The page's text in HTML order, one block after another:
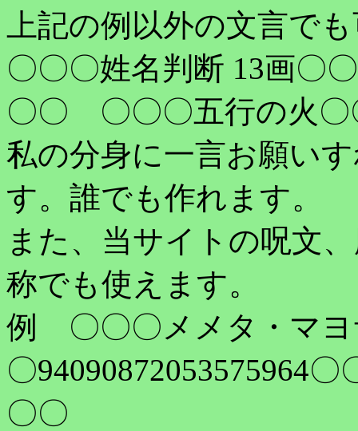
上記の例以外の文言で
〇〇〇姓名判断 13画〇
〇〇 〇〇〇五行の火
私の分身に一言お願い
す。誰でも作れます。
また、当サイトの呪文
称でも使えます。
例 〇〇〇メメタ・マ
〇94090872053575964
〇〇